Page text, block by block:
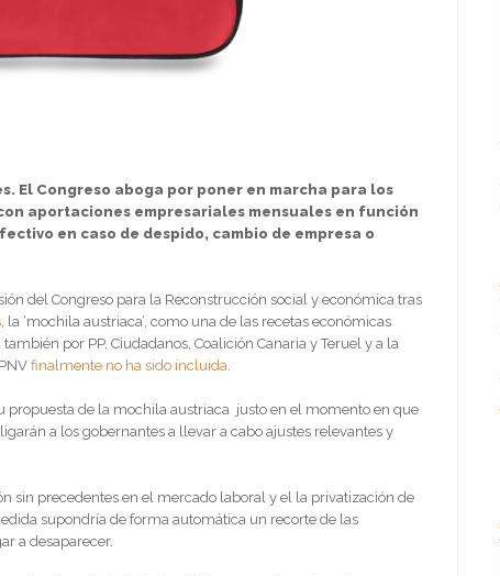
El Congreso aboga por poner en marcha para los
aportaciones empresariales mensuales en función
en caso de despido, cambio de empresa o
del Congreso para la Reconstrucción social y económica tras
, la ‘mochila austriaca’, como una de las recetas económicas
por PP, Ciudadanos, Coalición Canaria y Teruel y a la
finalmente no ha sido incluida.
propuesta de la mochila austriaca justo en el momento en que
a los gobernantes a llevar a cabo ajustes relevantes y
sin precedentes en el mercado laboral y el la privatización de
supondría de forma automática un recorte de las
a desaparecer.